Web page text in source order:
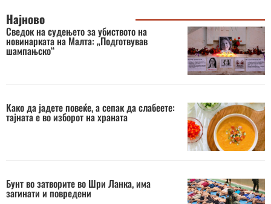
Најново
Сведок на судењето за убиството на
новинарката на Малта: „Подготвував
шампањско“
Како да јадете повеќе, а сепак да слабеете:
тајната е во изборот на храната
Бунт во затворите во Шри Ланка, има
загинати и повредени